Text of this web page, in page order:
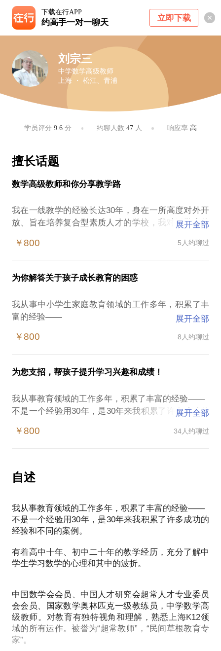
下载在行APP
约高手一对一聊天 立即下载
刘宗三
中学数学高级教师
上海 ・ 松江、青浦
学员评分9.6 分 约聊人数 47人 响应率 高
擅长话题
数学高级教师和你分享教学路
我在一线教学的经验长达30年，身在一所高度对外开
放、旨在培养复合型素质人才的学校，我对于学生的
得体会。
任的感觉，教学当中这样的体会就格外深刻，孩子们
对于世界的探索都是从0开始的，就像在一张白纸上划
欢迎你们来和我探讨以下问题：
中小学教育、教学；
中小学生的家庭教育；
青年教师的成长指导；
k12教育投资的方向、策略、评估；
k12在线教育；
中考、高考复习指导、升学指导；
展开全部
￥800 5人约聊过
为你解答关于孩子成长教育的困惑
我从事中小学生家庭教育领域的工作多年，积累了丰
富的经验——
和成长需求。
大学，我全程经历，有全部的体验。
或许你是中小学生家长，面临这些问题：
孩子升学择校当中的困惑。
怎样转变孩子？
在这些方面，相信我能为你提供帮助，我愿意与你交
教你转变孩子的状态、情感，提升孩子自信的技巧和
如果你愿意，我还可以向你分享一下转变“差生”孩子
展开全部
￥800 8人约聊过
为您支招，帮孩子提升学习兴趣和成绩！
我从事教育领域的工作多年，积累了丰富的经验——
不是一个经验用30年，是30年来我积累了许多成功的
有着高中十年、初中二十年的教学经历，充分了解中
刊物发表，参与编撰过上海多本教辅读物。
或许你是中小学生家长，面临这些问题：
怎样提升孩子学习的兴趣和信心？
怎样提升孩子的学习成绩？
在这些方面，相信我能为你提供帮助。我愿意与你交
流的内容包括：
为中小学生数学学习把脉，对孩子学习状态做出准确
辅导家长，如何帮助孩子提升学习成绩。
分享中小学生的学习方法。
P.S. 在选择与我见面前，请把你的问题更具体化。毕
竟一小时的谈话只能解决一个小问题。请把你的问题
提前发给我，方便我做更精确的准备，提升见面效
展开全部
￥800 34人约聊过
自述
我从事教育领域的工作多年，积累了丰富的经验——
不是一个经验用30年，是30年来我积累了许多成功的
经验和不同的案例。
有着高中十年、初中二十年的教学经历，充分了解中
学生学习数学的心理和其中的波折。
中国数学会会员、中国人才研究会超常人才专业委员
会会员、国家数学奥林匹克一级教练员，中学数学高
级教师。对教育有独特视角和理解，熟悉上海K12领
域的所有运作。被誉为“超常教师”，“民间草根教育专
家”。